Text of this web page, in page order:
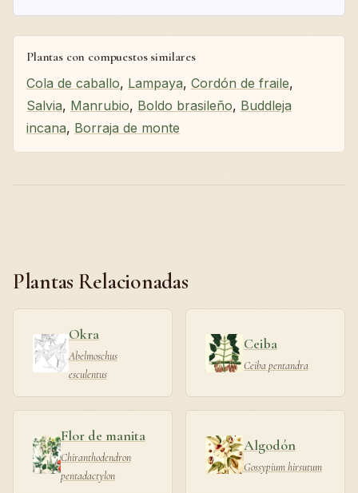
Plantas con compuestos similares
Cola de caballo, Lampaya, Cordón de fraile,
Salvia, Manrubio, Boldo brasileño, Buddleja
incana, Borraja de monte
Plantas Relacionadas
Okra
Abelmoschus
esculentus
Ceiba
Ceiba pentandra
Flor de manita
Chiranthodendron
pentadactylon
Algodón
Gossypium hirsutum